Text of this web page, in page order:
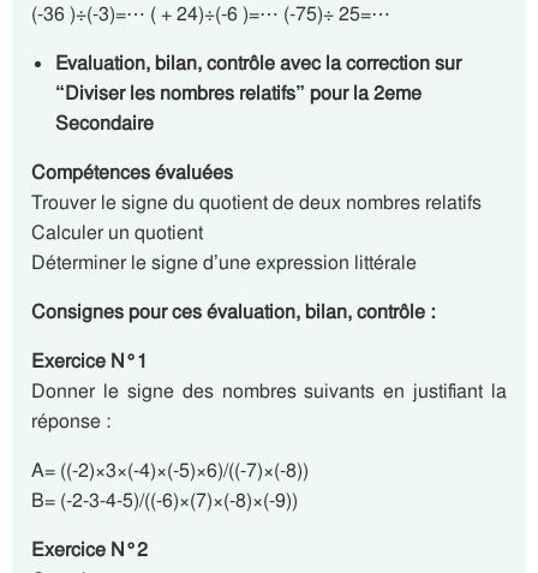
(-36 )÷(-3)=⋯ ( + 24)÷(-6 )=⋯ (-75)÷ 25=⋯
Evaluation, bilan, contrôle avec la correction sur
“Diviser les nombres relatifs” pour la 2eme
Secondaire
Compétences évaluées
Trouver le signe du quotient de deux nombres relatifs
Calculer un quotient
Déterminer le signe d’une expression littérale
Consignes pour ces évaluation, bilan, contrôle :
Exercice N°1
Donner le signe des nombres suivants en justifiant la
réponse :
A= ((-2)×3×(-4)×(-5)×6)/((-7)×(-8))
B= (-2-3-4-5)/((-6)×(7)×(-8)×(-9))
Exercice N°2